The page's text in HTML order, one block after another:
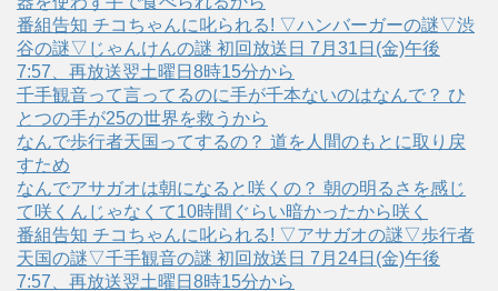
番組告知 チコちゃんに叱られる! ▽ハンバーガーの謎▽渋
谷の謎▽じゃんけんの謎 初回放送日 7月31日(金)午後
7:57、再放送翌土曜日8時15分から
千手観音って言ってるのに手が千本ないのはなんで？ ひ
とつの手が25の世界を救うから
なんで歩行者天国ってするの？ 道を人間のもとに取り戻
すため
なんでアサガオは朝になると咲くの？ 朝の明るさを感じ
て咲くんじゃなくて10時間ぐらい暗かったから咲く
番組告知 チコちゃんに叱られる! ▽アサガオの謎▽歩行者
天国の謎▽千手観音の謎 初回放送日 7月24日(金)午後
7:57、再放送翌土曜日8時15分から